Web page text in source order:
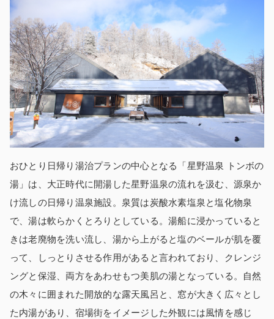
おひとり日帰り湯治プランの中心となる「星野温泉 トンボの
湯」は、大正時代に開湯した星野温泉の流れを汲む、源泉か
け流しの日帰り温泉施設。泉質は炭酸水素塩泉と塩化物泉
で、湯は軟らかくとろりとしている。湯船に浸かっていると
きは老廃物を洗い流し、湯から上がると塩のベールが肌を覆
って、しっとりさせる作用があると言われており、クレンジ
ングと保湿、両方をあわせもつ美肌の湯となっている。自然
の木々に囲まれた開放的な露天風呂と、窓が大きく広々とし
た内湯があり、宿場街をイメージした外観には風情を感じ